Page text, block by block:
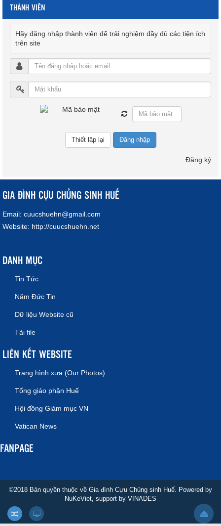
THÀNH VIÊN
Hãy đăng nhập thành viên để trải nghiệm đầy đủ các tiện ích
trên site
Đăng nhập
Đăng ký
GIA ĐÌNH CỰU CHỦNG SINH HUẾ
Email: cuucshuehn@gmail.com
Website: http://cuucshuehn.net
DANH MỤC
Tin Tức
Năm Đức Tin
Dữ liệu Website cũ
Tải file
LIÊN KẾT WEBSITE
Trang hình xưa (Our Photos)
Tổng giáo phận Huế
Hội đồng Giám mục VN
Vatican News
FANPAGE
©2018 Bản quyền thuộc về Gia đình Cựu Chủng sinh Huế. Powered by
NuKeViet , support by VINADES